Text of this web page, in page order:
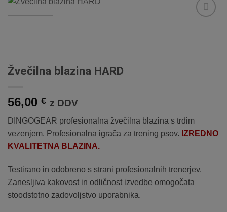
Žvečilna blazina HARD
56,00 € z DDV
DINGOGEAR profesionalna žvečilna blazina s trdim
vezenjem. Profesionalna igrača za trening psov. IZREDNO
KVALITETNA BLAZINA.
Testirano in odobreno s strani profesionalnih trenerjev.
Zanesljiva kakovost in odličnost izvedbe omogočata
stoodstotno zadovoljstvo uporabnika.